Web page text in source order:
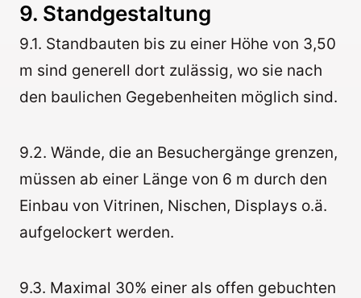
9. Standgestaltung
9.1. Standbauten bis zu einer Höhe von 3,50
m sind generell dort zulässig, wo sie nach
den baulichen Gegebenheiten möglich sind.
9.2. Wände, die an Besuchergänge grenzen,
müssen ab einer Länge von 6 m durch den
Einbau von Vitrinen, Nischen, Displays o.ä.
aufgelockert werden.
9.3. Maximal 30% einer als offen gebuchten